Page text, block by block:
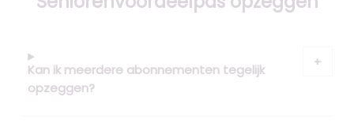
Kan ik meerdere abonnementen tegelijk
opzeggen?